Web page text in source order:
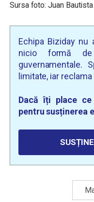
Sursa foto: Juan
Echipa Biziday
nicio formă
guvernamentale.
limitate, iar
Dacă îți place
pentru susținerea